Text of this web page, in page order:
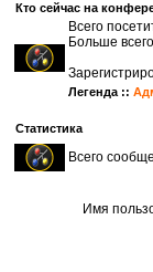
Кто сейчас на
Всего
Больше
Легенда ::
Статистика
Всего
Имя